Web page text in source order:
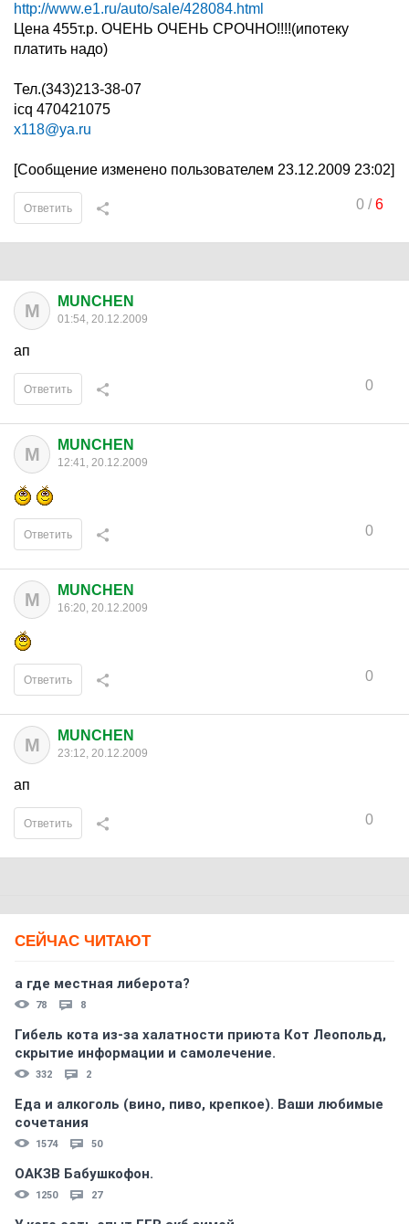
http://www.e1.ru/auto/sale/428084.html
Цена 455т.р. ОЧЕНЬ ОЧЕНЬ СРОЧНО!!!!(ипотеку
платить надо)
Тел.(343)213-38-07
icq 470421075
x118@ya.ru
[Сообщение изменено пользователем 23.12.2009 23:02]
0/6
Ответить
M MUNCHEN
01:54, 20.12.2009
ап
0
Ответить
M MUNCHEN
12:41, 20.12.2009
0
Ответить
M MUNCHEN
16:20, 20.12.2009
0
Ответить
M MUNCHEN
23:12, 20.12.2009
ап
0
Ответить
СЕЙЧАС ЧИТАЮТ
а где местная либерота?
78 8
Гибель кота из-за халатности приюта Кот Леопольд,
скрытиe информации и самолечение.
332 2
Еда и алкоголь (вино, пиво, крепкое). Ваши любимые
сочетания
1574 50
ОАКЗВ Бабушкофон.
1250 27